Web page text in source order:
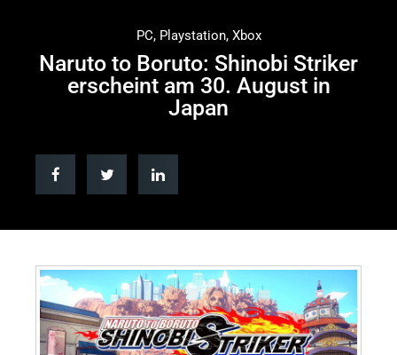
PC, Playstation, Xbox
Naruto to Boruto: Shinobi Striker
erscheint am 30. August in
Japan